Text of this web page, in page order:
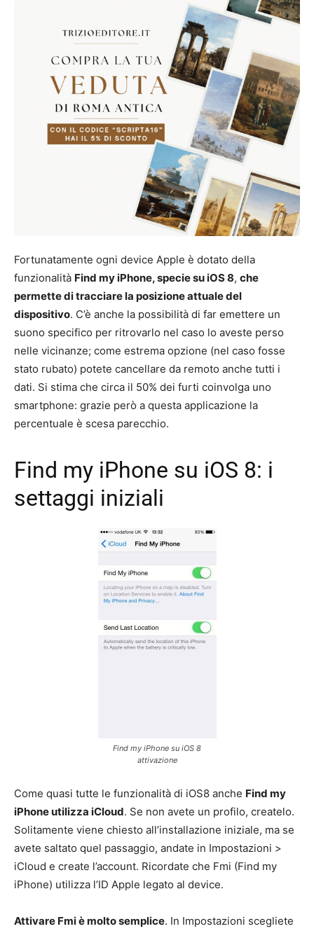
Fortunatamente ogni device Apple è dotato della
funzionalità Find my iPhone, specie su iOS 8, che
permette di tracciare la posizione attuale del
dispositivo. C’è anche la possibilità di far emettere un
suono specifico per ritrovarlo nel caso lo aveste perso
nelle vicinanze; come estrema opzione (nel caso fosse
stato rubato) potete cancellare da remoto anche tutti i
dati. Si stima che circa il 50% dei furti coinvolga uno
smartphone: grazie però a questa applicazione la
percentuale è scesa parecchio.
Find my iPhone su iOS 8: i
settaggi iniziali
Find my iPhone su iOS 8
attivazione
Come quasi tutte le funzionalità di iOS8 anche Find my
iPhone utilizza iCloud. Se non avete un profilo, createlo.
Solitamente viene chiesto all’installazione iniziale, ma se
avete saltato quel passaggio, andate in Impostazioni >
iCloud e create l’account. Ricordate che Fmi (Find my
iPhone) utilizza l’ID Apple legato al device.
Attivare Fmi è molto semplice. In Impostazioni scegliete